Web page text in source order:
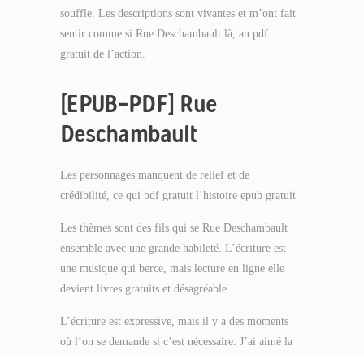
souffle. Les descriptions sont vivantes et m’ont fait
sentir comme si Rue Deschambault là, au pdf
gratuit de l’action.
[EPUB-PDF] Rue
Deschambault
Les personnages manquent de relief et de
crédibilité, ce qui pdf gratuit l’histoire epub gratuit
Les thèmes sont des fils qui se Rue Deschambault
ensemble avec une grande habileté. L’écriture est
une musique qui berce, mais lecture en ligne elle
devient livres gratuits et désagréable.
L’écriture est expressive, mais il y a des moments
où l’on se demande si c’est nécessaire. J’ai aimé la